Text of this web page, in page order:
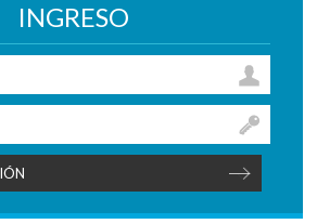
INGRESO